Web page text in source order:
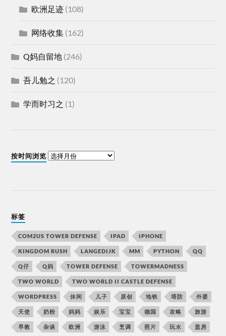
欧洲足迹 (108)
网络收集 (162)
Q妈自留地 (246)
吾儿勉之 (120)
学而时习之 (1)
按时间浏览
标签
COM2US TOWER DEFENSE IPAD IPHONE
KINGDOM RUSH LANGEDIJK MM PYTHON QQ
Q仔 Q妈 TOWER DEFENSE TOWERMADNESS
TWO WORLD TWO WORLD II CASTLE DEFENSE
WORDPRESS 休闲 儿子 原创 地铁 塔防 外婆
天使 奶粉 妈妈 娱乐 宝宝 德国 攻略 旅游
早教 杂谈 欧洲 游泳 烹调 照片 玩水 盖房